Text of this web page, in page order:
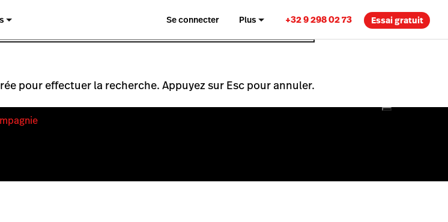
Se connecter Plus +32 9 298 02 73 Essai gratuit
pour effectuer la recherche. Appuyez sur Esc pour annuler.